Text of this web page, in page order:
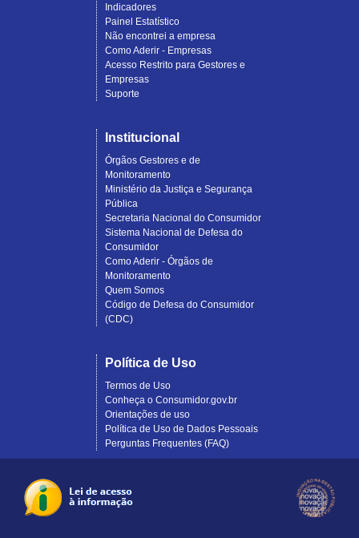
Indicadores
Painel Estatístico
Não encontrei a empresa
Como Aderir - Empresas
Acesso Restrito para Gestores e
Empresas
Suporte
Institucional
Órgãos Gestores e de
Monitoramento
Ministério da Justiça e Segurança
Pública
Secretaria Nacional do Consumidor
Sistema Nacional de Defesa do
Consumidor
Como Aderir - Órgãos de
Monitoramento
Quem Somos
Código de Defesa do Consumidor
(CDC)
Política de Uso
Termos de Uso
Conheça o Consumidor.gov.br
Orientações de uso
Política de Uso de Dados Pessoais
Perguntas Frequentes (FAQ)